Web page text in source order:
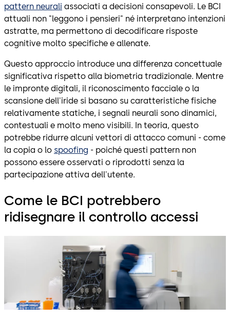
pattern neurali associati a decisioni consapevoli. Le BCI
attuali non "leggono i pensieri" né interpretano intenzioni
astratte, ma permettono di decodificare risposte
cognitive molto specifiche e allenate.
Questo approccio introduce una differenza concettuale
significativa rispetto alla biometria tradizionale. Mentre
le impronte digitali, il riconoscimento facciale o la
scansione dell'iride si basano su caratteristiche fisiche
relativamente statiche, i segnali neurali sono dinamici,
contestuali e molto meno visibili. In teoria, questo
potrebbe ridurre alcuni vettori di attacco comuni - come
la copia o lo spoofing - poiché questi pattern non
possono essere osservati o riprodotti senza la
partecipazione attiva dell'utente.
Come le BCI potrebbero
ridisegnare il controllo accessi